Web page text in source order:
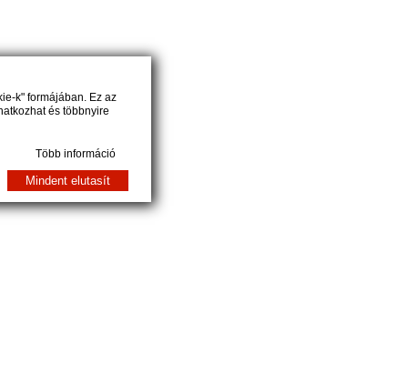
k" formájában. Ez az
és többnyire
Több információ
Mindent elutasít